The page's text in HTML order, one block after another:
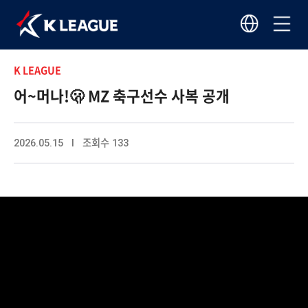
K LEAGUE
어~머나!🫢 MZ 축구선수 사복 공개
2026.05.15 I 조회수 133